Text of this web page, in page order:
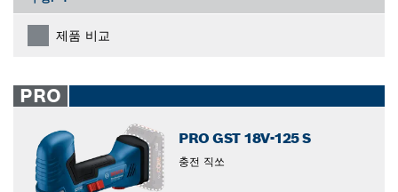
제품 비교
PRO
PRO GST 18V-125 S
충전 직쏘